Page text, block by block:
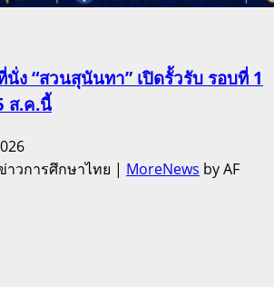
นั่ง “สวนสุนันทา” เปิดรั้วรับ รอบที่ 1
ส.ค.นี้
วการศึกษาไทย | MoreNews by AF